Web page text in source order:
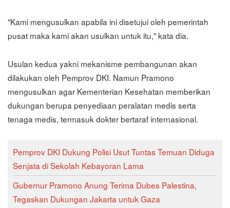
"Kami mengusulkan apabila ini disetujui oleh pemerintah
pusat maka kami akan usulkan untuk itu," kata dia.
Usulan kedua yakni mekanisme pembangunan akan
dilakukan oleh Pemprov DKI. Namun Pramono
mengusulkan agar Kementerian Kesehatan memberikan
dukungan berupa penyediaan peralatan medis serta
tenaga medis, termasuk dokter bertaraf internasional.
Pemprov DKI Dukung Polisi Usut Tuntas Temuan Diduga
Senjata di Sekolah Kebayoran Lama
Gubernur Pramono Anung Terima Dubes Palestina,
Tegaskan Dukungan Jakarta untuk Gaza